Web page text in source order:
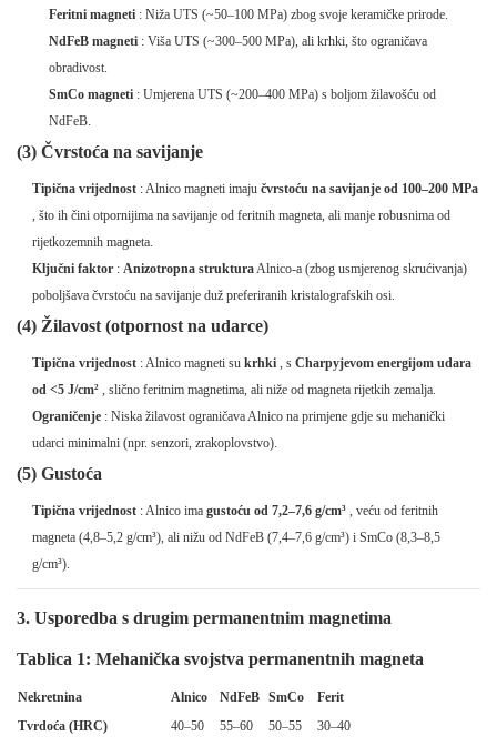
Feritni magneti: Niža UTS (~50–100 MPa) zbog svoje keramičke prirode.
NdFeB magneti: Viša UTS (~300–500 MPa), ali krhki, što ograničava
obradivost.
SmCo magneti: Umjerena UTS (~200–400 MPa) s boljom žilavošću od
NdFeB.
(3) Čvrstoća na savijanje
Tipična vrijednost : Alnico magneti imajučvrstoću na savijanje od 100–200 MPa
, što ih čini otpornijima na savijanje od feritnih magneta, ali manje robusnima od
rijetkozemnih magneta.
Ključni faktor :Anizotropna strukturaAlnico-a (zbog usmjerenog skrućivanja)
poboljšava čvrstoću na savijanje duž preferiranih kristalografskih osi.
(4) Žilavost (otpornost na udarce)
Tipična vrijednost : Alnico magneti sukrhki , sCharpyjevom energijom udara
od <5 J/cm² , slično feritnim magnetima, ali niže od magneta rijetkih zemalja.
Ograničenje : Niska žilavost ograničava Alnico na primjene gdje su mehanički
udarci minimalni (npr. senzori, zrakoplovstvo).
(5) Gustoća
Tipična vrijednost : Alnico imagustoću od 7,2–7,6 g/cm³ , veću od feritnih
magneta (4,8–5,2 g/cm³), ali nižu od NdFeB (7,4–7,6 g/cm³) i SmCo (8,3–8,5
g/cm³).
3. Usporedba s drugim permanentnim magnetima
Tablica 1: Mehanička svojstva permanentnih magneta
Nekretnina Alnico NdFeB SmCo
Ferit
Tvrdoća (HRC)
40–50 55–60 50–55
30–40